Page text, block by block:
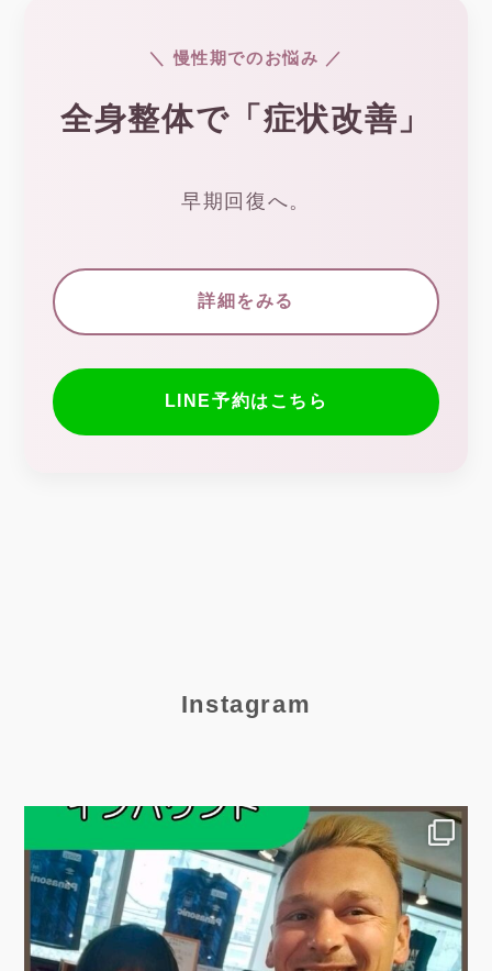
＼ 慢性期でのお悩み ／
全身整体で「症状改善」
早期回復へ。
詳細をみる
LINE予約はこちら
Instagram